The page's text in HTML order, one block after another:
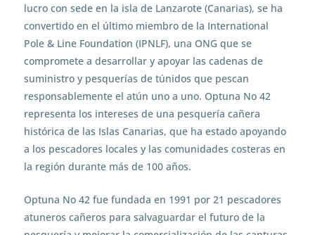
lucro con sede en la isla de Lanzarote (Canarias), se ha
convertido en el último miembro de la International
Pole & Line Foundation (IPNLF), una ONG que se
compromete a desarrollar y apoyar las cadenas de
suministro y pesquerías de túnidos que pescan
responsablemente el atún uno a uno. Optuna No 42
representa los intereses de una pesquería cañera
histórica de las Islas Canarias, que ha estado apoyando
a los pescadores locales y las comunidades costeras en
la región durante más de 100 años.
Optuna No 42 fue fundada en 1991 por 21 pescadores
atuneros cañeros para salvaguardar el futuro de la